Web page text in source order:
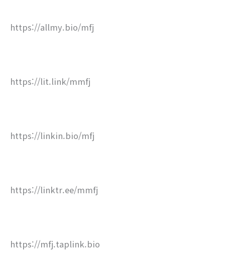
https://allmy.bio/mfj
https://lit.link/mmfj
https://linkin.bio/mfj
https://linktr.ee/mmfj
https://mfj.taplink.bio